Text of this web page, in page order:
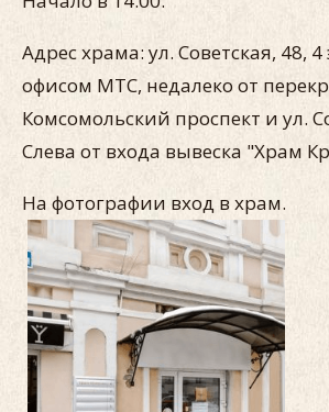
Адрес храма: ул. Советская, 48,
офисом МТС, недалеко от
Комсомольский проспект и ул.
Слева от входа вывеска "Храм
На фотографии вход в храм.